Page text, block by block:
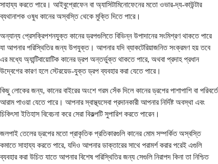
সাহায্য করতে পারে। আইবুপ্রোফেন বা অ্যাসিটামিনোফেনের মতো ওভার-দ্য-কাউন্টার
ব্যথানাশক ওষুধ কানের অস্বস্তি থেকে মুক্তি দিতে পারে।
অন্যান্য প্রেসক্রিপশনযুক্ত কানের ড্রপগুলিতে বিভিন্ন উপাদানের সংমিশ্রণ থাকতে পারে
যা আপনার পরিস্থিতির জন্য উপযুক্ত। আপনার যদি ব্যাকটেরিয়াজনিত সংক্রমণ হয় তবে
এর মধ্যে অ্যান্টিবায়োটিক কানের ড্রপ অন্তর্ভুক্ত থাকতে পারে, অথবা প্রদাহ প্রধান
উদ্বেগের কারণ হলে স্টেরয়েড-যুক্ত ড্রপ ব্যবহার করা যেতে পারে।
কিছু লোকের জন্য, কানের বাইরের অংশে গরম সেঁক দিলে কানের ড্রপের পাশাপাশি বা পরিবর্তে
আরাম পাওয়া যেতে পারে। আপনার স্বাস্থ্যসেবা প্রদানকারী আপনার নির্দিষ্ট অবস্থা এবং
চিকিৎসা ইতিহাস বিবেচনা করে সেরা বিকল্পটি সুপারিশ করতে পারেন।
জলপাই তেলের ড্রপের মতো প্রাকৃতিক প্রতিকারগুলি কানের মোম সম্পর্কিত অস্বস্তি
কমাতে সাহায্য করতে পারে, যদিও আপনার ডাক্তারের সাথে পরামর্শ করার পরেই এগুলি
ব্যবহার করা উচিত যাতে আপনার বিশেষ পরিস্থিতির জন্য সেগুলি নিরাপদ কিনা তা নিশ্চিত